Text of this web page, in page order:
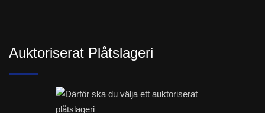
Auktoriserat Plåtslageri